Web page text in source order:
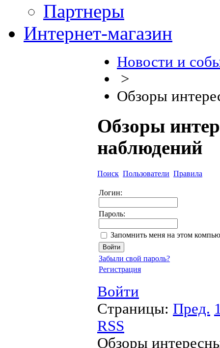
Партнеры
Интернет-магазин
Новости и
>
Обзоры
Обзоры
наблюдений
Поиск Пользователи Правила
Логин:
Пароль:
Запомнить меня на этом
Забыли свой пароль?
Регистрация
Войти
Страницы: Пред.
RSS
Обзоры